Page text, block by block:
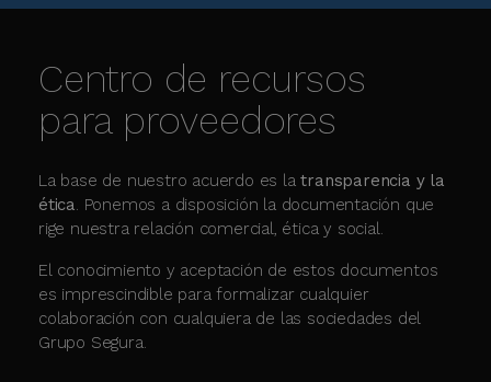
Centro de recursos
para proveedores
La base de nuestro acuerdo es latransparencia y la
ética. Ponemos a disposición la documentación que
rige nuestra relación comercial, ética y social.
El conocimiento y aceptación de estos documentos
es imprescindible para formalizar cualquier
colaboración con cualquiera de las sociedades del
Grupo Segura.